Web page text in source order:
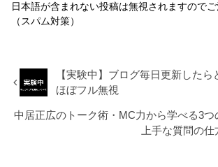
日本語が含まれない投稿は無視されますのでご
（スパム対策）
【実験中】ブログ毎日更新した
ほぼフル無視
中居正広のトーク術・MC力から学べる3つ
上手な質問の仕